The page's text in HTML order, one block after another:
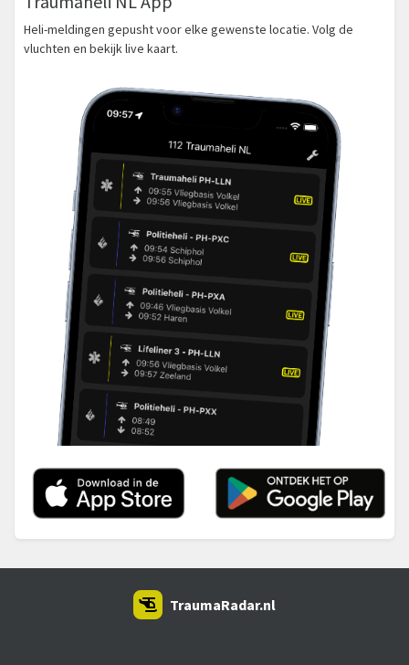
Heli-meldingen gepusht voor elke gewenste locatie. Volg de
vluchten en bekijk live kaart.
TraumaRadar.nl